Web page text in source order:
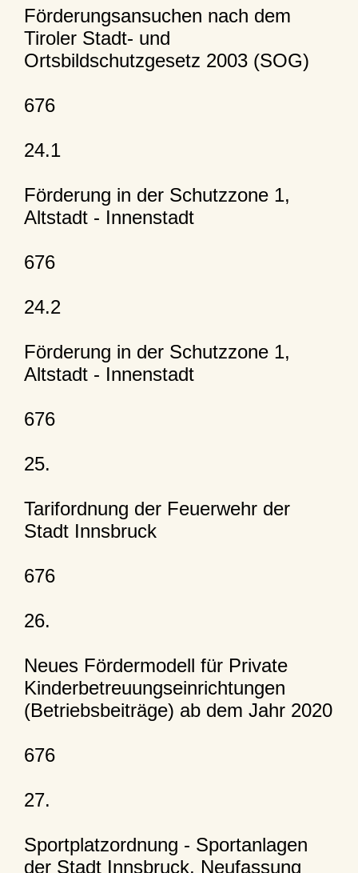
Förderungsansuchen nach dem
Tiroler Stadt- und
Ortsbildschutzgesetz 2003 (SOG)
676
24.1
Förderung in der Schutzzone 1,
Altstadt - Innenstadt
676
24.2
Förderung in der Schutzzone 1,
Altstadt - Innenstadt
676
25.
Tarifordnung der Feuerwehr der
Stadt Innsbruck
676
26.
Neues Fördermodell für Private
Kinderbetreuungseinrichtungen
(Betriebsbeiträge) ab dem Jahr 2020
676
27.
Sportplatzordnung - Sportanlagen
der Stadt Innsbruck, Neufassung